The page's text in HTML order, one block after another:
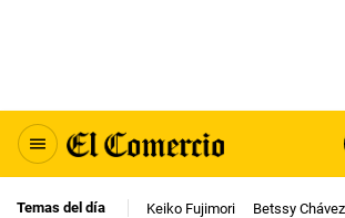
Temas del día Keiko Fujimori Betssy Chávez